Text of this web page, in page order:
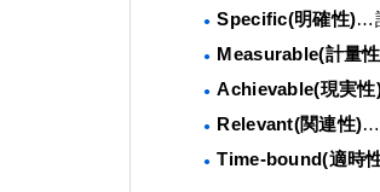
Specific(明確性)…
Measurable(計量性
Achievable(現実性
Relevant(関連性)…
Time-bound(適時